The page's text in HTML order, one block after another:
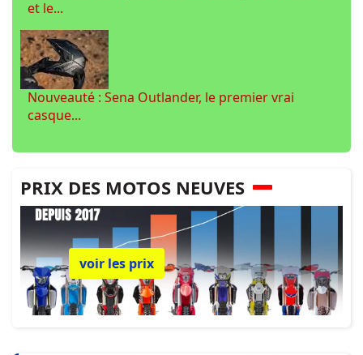
et le...
Nouveauté : Sena Outlander, le premier vrai
casque...
PRIX DES MOTOS NEUVES
voir les prix